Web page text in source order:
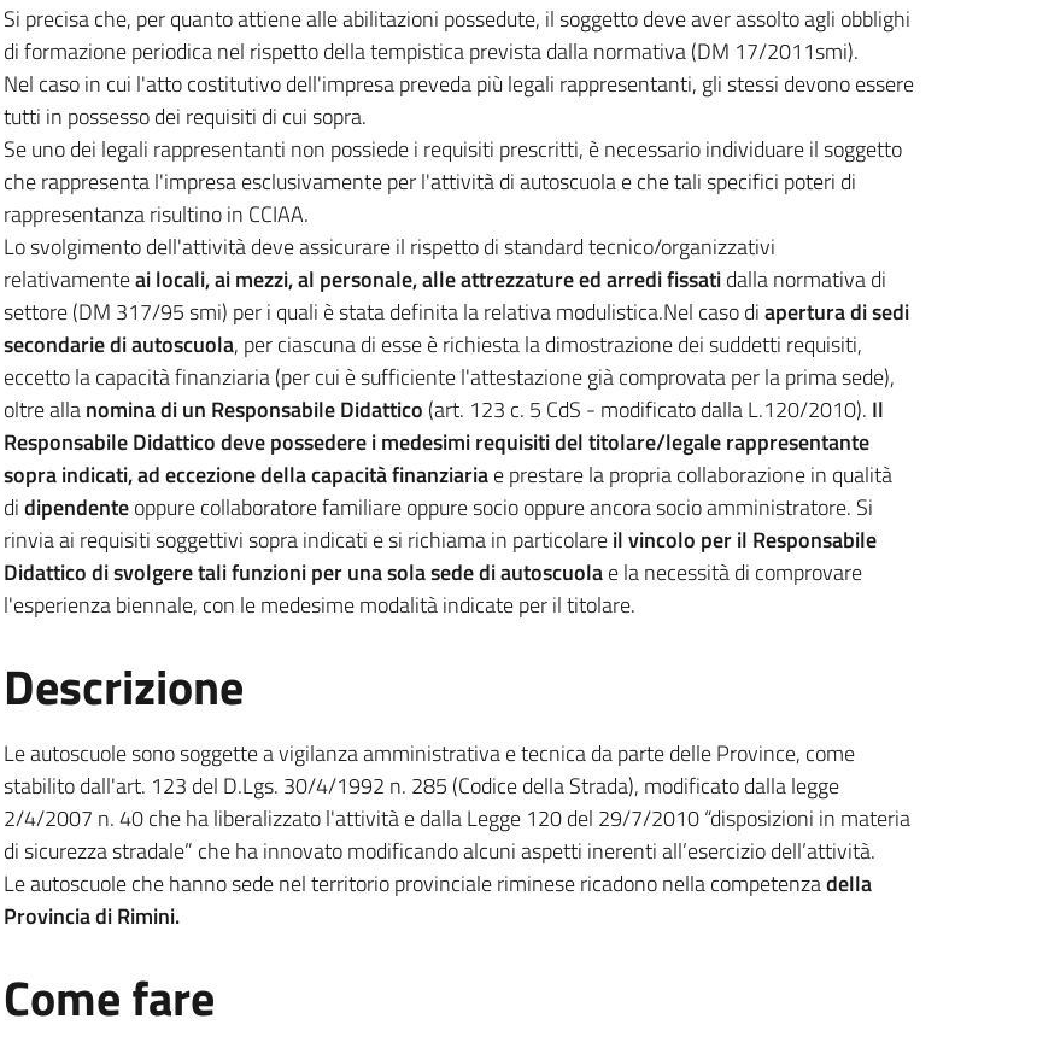
Si precisa che, per quanto attiene alle abilitazioni possedute, il soggetto deve aver assolto agli obblighi
di formazione periodica nel rispetto della tempistica prevista dalla normativa (DM 17/2011smi).
Nel caso in cui l'atto costitutivo dell'impresa preveda più legali rappresentanti, gli stessi devono essere
tutti in possesso dei requisiti di cui sopra.
Se uno dei legali rappresentanti non possiede i requisiti prescritti, è necessario individuare il soggetto
che rappresenta l'impresa esclusivamente per l'attività di autoscuola e che tali specifici poteri di
rappresentanza risultino in CCIAA.
Lo svolgimento dell'attività deve assicurare il rispetto di standard tecnico/organizzativi
relativamenteai locali, ai mezzi, al personale, alle attrezzature ed arredi fissatidalla normativa di
settore (DM 317/95 smi) per i quali è stata definita la relativa modulistica.Nel caso diapertura di sedi
secondarie di autoscuola, per ciascuna di esse è richiesta la dimostrazione dei suddetti requisiti,
eccetto la capacità finanziaria (per cui è sufficiente l'attestazione già comprovata per la prima sede),
oltre allanomina di un Responsabile Didattico (art. 123 c. 5 CdS - modificato dalla L.120/2010). Il
Responsabile Didatticodevepossedere i medesimi requisiti del titolare/legale rappresentante
sopra indicati, ad eccezione della capacità finanziariae prestare la propria collaborazione in qualità
didipendenteoppure collaboratore familiare oppure socio oppure ancora socio amministratore. Si
rinvia ai requisiti soggettivi sopra indicati e si richiama in particolareil vincolo per il Responsabile
Didattico di svolgere tali funzioni per una sola sede di autoscuolae la necessità di comprovare
l'esperienza biennale, con le medesime modalità indicate per il titolare.
Descrizione
Le autoscuole sono soggette a vigilanza amministrativa e tecnica da parte delle Province, come
stabilito dall'art. 123 del D.Lgs. 30/4/1992 n. 285 (Codice della Strada), modificato dalla legge
2/4/2007 n. 40 che ha liberalizzato l'attività e dalla Legge 120 del 29/7/2010 “disposizioni in materia
di sicurezza stradale” che ha innovato modificando alcuni aspetti inerenti all’esercizio dell’attività.
Le autoscuole che hanno sede nel territorio provinciale riminese ricadono nella competenzadella
Provincia di Rimini.
Come fare